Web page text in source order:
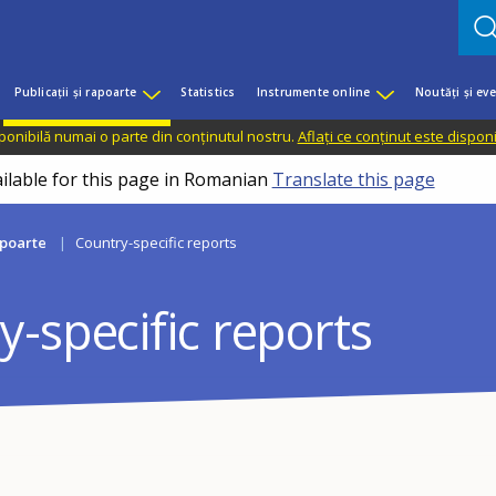
Publicații și rapoarte Statistics Instrumente online Noutăți și
numai o parte din conținutul nostru. Aflați ce conținut este
for this page in Romanian Translate this page
Country-specific reports
specific reports